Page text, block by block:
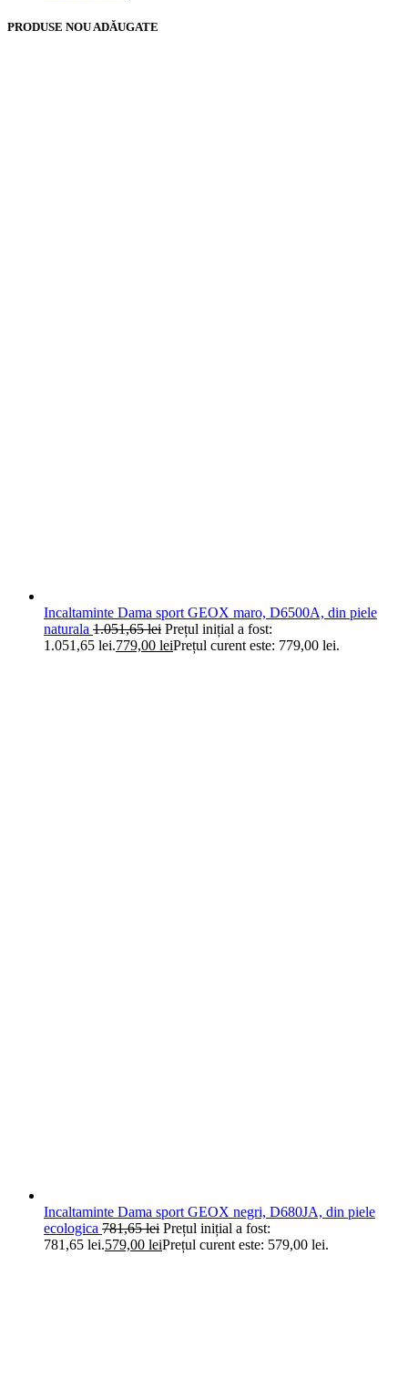
PRODUSE NOU ADĂUGATE
Incaltaminte Dama sport GEOX maro, D6500A, din piele
naturala 1.051,65lei Prețul inițial a fost:
1.051,65 lei.779,00 leiPrețul curent este: 779,00 lei.
Incaltaminte Dama sport GEOX negri, D680JA, din piele
ecologica 781,65lei Prețul inițial a fost:
781,65 lei.579,00 leiPrețul curent este: 579,00 lei.